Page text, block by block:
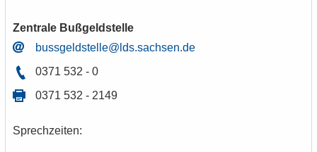
Zen­tra­le Buß­geld­stel­le
buss­geld­stel­le@lds.sach­sen.de
0371 532 - 0
0371 532 - 2149
Sprech­zei­ten: